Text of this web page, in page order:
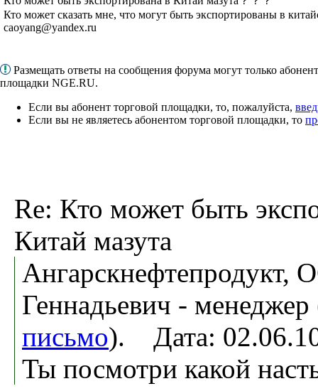
Кто может сказать мне, что могут быть экспортированы в
caoyang@yandex.ru
Размещать ответы на сообщения форума могут только
площадки NGE.RU.
Если вы абонент торговой площадки, то, пожалуйста,
Если вы не являетесь абонентом торговой площадки, то
Re: Кто может быть
Китай мазута
Ангарскнефтепродукт,
Геннадьевич - менеджер
письмо). Дата:
Ты посмотри какой